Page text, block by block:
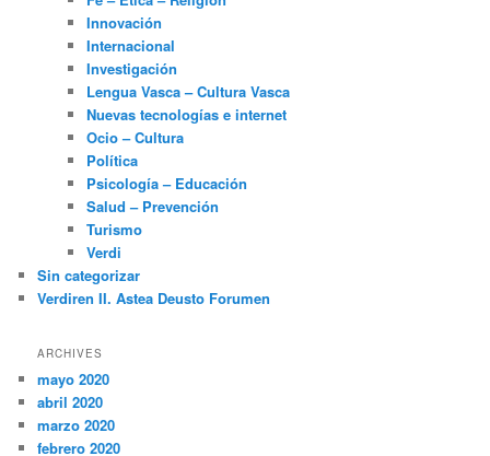
Innovación
Internacional
Investigación
Lengua Vasca – Cultura Vasca
Nuevas tecnologías e internet
Ocio – Cultura
Política
Psicología – Educación
Salud – Prevención
Turismo
Verdi
Sin categorizar
Verdiren II. Astea Deusto Forumen
ARCHIVES
mayo 2020
abril 2020
marzo 2020
febrero 2020